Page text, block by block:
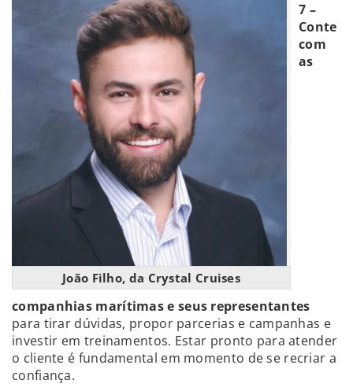
João Filho, da Crystal Cruises
7 –
Conte
com
as
companhias marítimas e seus representantes
para tirar dúvidas, propor parcerias e campanhas e
investir em treinamentos. Estar pronto para atender
o cliente é fundamental em momento de se recriar a
confiança.